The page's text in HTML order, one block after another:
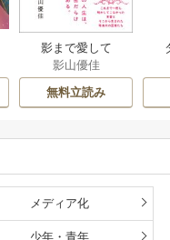
影まで愛して
影山優佳
無料立読み
メディア化
少年・青年